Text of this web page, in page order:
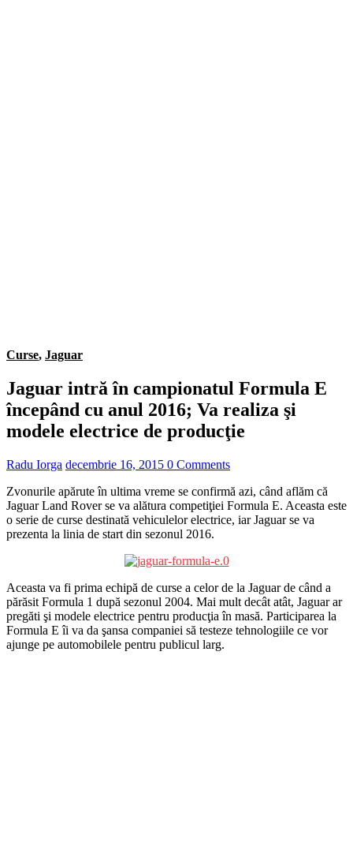
Curse, Jaguar
Jaguar intră în campionatul Formula E
începând cu anul 2016; Va realiza şi
modele electrice de producţie
Radu Iorga decembrie 16, 2015 0 Comments
Zvonurile apărute în ultima vreme se confirmă azi, când aflăm că
Jaguar Land Rover se va alătura competiţiei Formula E. Aceasta este
o serie de curse destinată vehiculelor electrice, iar Jaguar se va
prezenta la linia de start din sezonul 2016.
Aceasta va fi prima echipă de curse a celor de la Jaguar de când a
părăsit Formula 1 după sezonul 2004. Mai mult decât atât, Jaguar ar
pregăti şi modele electrice pentru producţia în masă. Participarea la
Formula E îi va da şansa companiei să testeze tehnologiile ce vor
ajunge pe automobilele pentru publicul larg.